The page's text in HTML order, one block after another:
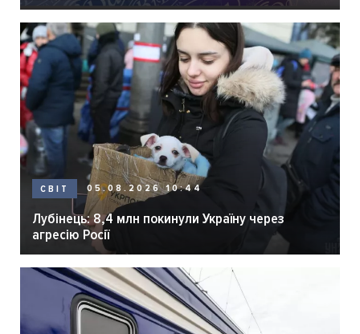
СВІТ 05.08.2026 10:44
Лубінець: 8,4 млн покинули Україну через
агресію Росії